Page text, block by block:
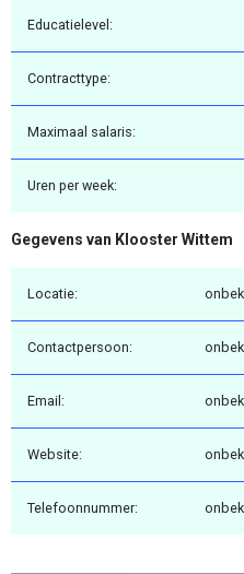
Educatielevel:
Contracttype:
Maximaal salaris:
Uren per week:
Gegevens van Klooster Wittem
Locatie:
Contactpersoon:
Email:
Website:
Telefoonnummer: